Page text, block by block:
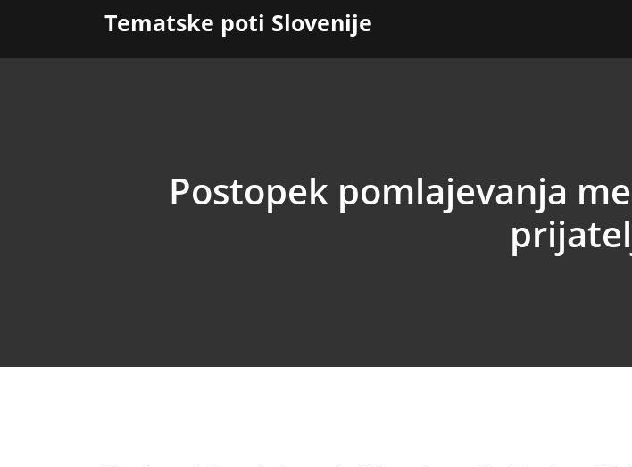
Tematske poti Slovenije
Postopek pomlajevanja